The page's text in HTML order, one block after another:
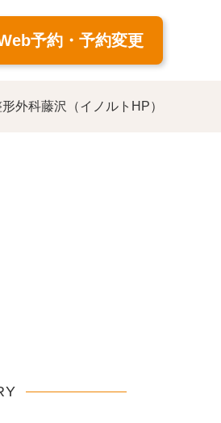
予約・予約変更
外科藤沢（イノルトHP）